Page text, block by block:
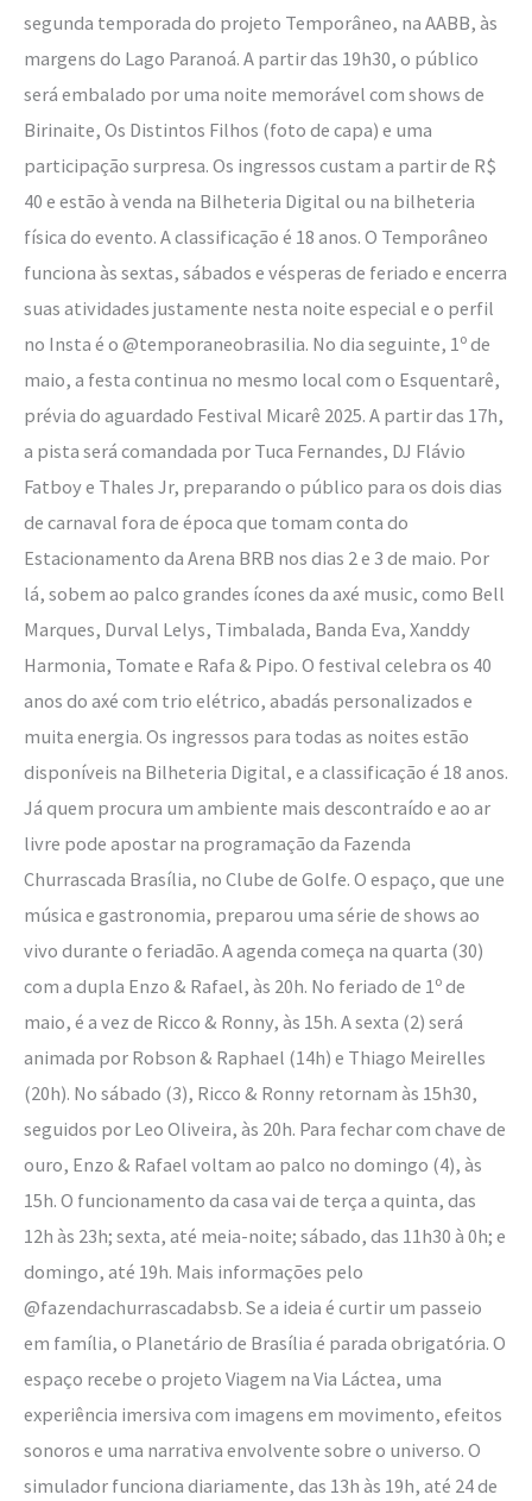
segunda temporada do projeto Temporâneo, na AABB, às
margens do Lago Paranoá. A partir das 19h30, o público
será embalado por uma noite memorável com shows de
Birinaite, Os Distintos Filhos (foto de capa) e uma
participação surpresa. Os ingressos custam a partir de R$
40 e estão à venda na Bilheteria Digital ou na bilheteria
física do evento. A classificação é 18 anos. O Temporâneo
funciona às sextas, sábados e vésperas de feriado e encerra
suas atividades justamente nesta noite especial e o perfil
no Insta é o @temporaneobrasilia. No dia seguinte, 1º de
maio, a festa continua no mesmo local com o Esquentarê,
prévia do aguardado Festival Micarê 2025. A partir das 17h,
a pista será comandada por Tuca Fernandes, DJ Flávio
Fatboy e Thales Jr, preparando o público para os dois dias
de carnaval fora de época que tomam conta do
Estacionamento da Arena BRB nos dias 2 e 3 de maio. Por
lá, sobem ao palco grandes ícones da axé music, como Bell
Marques, Durval Lelys, Timbalada, Banda Eva, Xanddy
Harmonia, Tomate e Rafa & Pipo. O festival celebra os 40
anos do axé com trio elétrico, abadás personalizados e
muita energia. Os ingressos para todas as noites estão
disponíveis na Bilheteria Digital, e a classificação é 18 anos.
Já quem procura um ambiente mais descontraído e ao ar
livre pode apostar na programação da Fazenda
Churrascada Brasília, no Clube de Golfe. O espaço, que une
música e gastronomia, preparou uma série de shows ao
vivo durante o feriadão. A agenda começa na quarta (30)
com a dupla Enzo & Rafael, às 20h. No feriado de 1º de
maio, é a vez de Ricco & Ronny, às 15h. A sexta (2) será
animada por Robson & Raphael (14h) e Thiago Meirelles
(20h). No sábado (3), Ricco & Ronny retornam às 15h30,
seguidos por Leo Oliveira, às 20h. Para fechar com chave de
ouro, Enzo & Rafael voltam ao palco no domingo (4), às
15h. O funcionamento da casa vai de terça a quinta, das
12h às 23h; sexta, até meia-noite; sábado, das 11h30 à 0h; e
domingo, até 19h. Mais informações pelo
@fazendachurrascadabsb. Se a ideia é curtir um passeio
em família, o Planetário de Brasília é parada obrigatória. O
espaço recebe o projeto Viagem na Via Láctea, uma
experiência imersiva com imagens em movimento, efeitos
sonoros e uma narrativa envolvente sobre o universo. O
simulador funciona diariamente, das 13h às 19h, até 24 de